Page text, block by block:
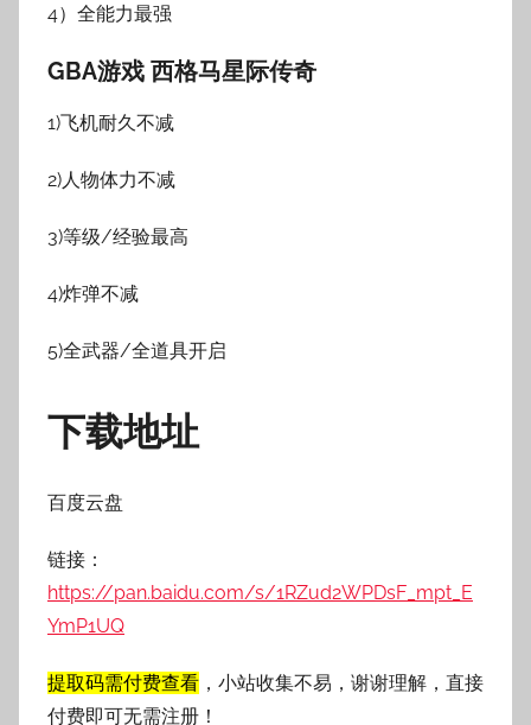
4）全能力最强
GBA游戏 西格马星际传奇
1)飞机耐久不减
2)人物体力不减
3)等级/经验最高
4)炸弹不减
5)全武器/全道具开启
下载地址
百度云盘
链接：
https://pan.baidu.com/s/1RZud2WPDsF_mpt_E
YmP1UQ
提取码需付费查看 ，小站收集不易，谢谢理解，直接
付费即可无需注册！